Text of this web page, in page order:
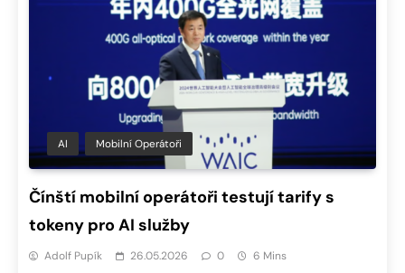
AI Mobilní Operátoři
Čínští mobilní operátoři testují tarify s
tokeny pro AI služby
Adolf Pupík 26.05.2026 0 6 Mins